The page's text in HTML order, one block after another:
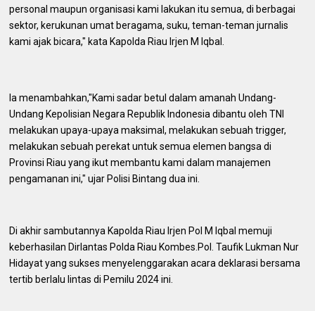
personal maupun organisasi kami lakukan itu semua, di berbagai
sektor, kerukunan umat beragama, suku, teman-teman jurnalis
kami ajak bicara," kata Kapolda Riau Irjen M Iqbal.
Ia menambahkan,"Kami sadar betul dalam amanah Undang-
Undang Kepolisian Negara Republik Indonesia dibantu oleh TNI
melakukan upaya-upaya maksimal, melakukan sebuah trigger,
melakukan sebuah perekat untuk semua elemen bangsa di
Provinsi Riau yang ikut membantu kami dalam manajemen
pengamanan ini," ujar Polisi Bintang dua ini.
Di akhir sambutannya Kapolda Riau Irjen Pol M Iqbal memuji
keberhasilan Dirlantas Polda Riau Kombes.Pol. Taufik Lukman Nur
Hidayat yang sukses menyelenggarakan acara deklarasi bersama
tertib berlalu lintas di Pemilu 2024 ini.